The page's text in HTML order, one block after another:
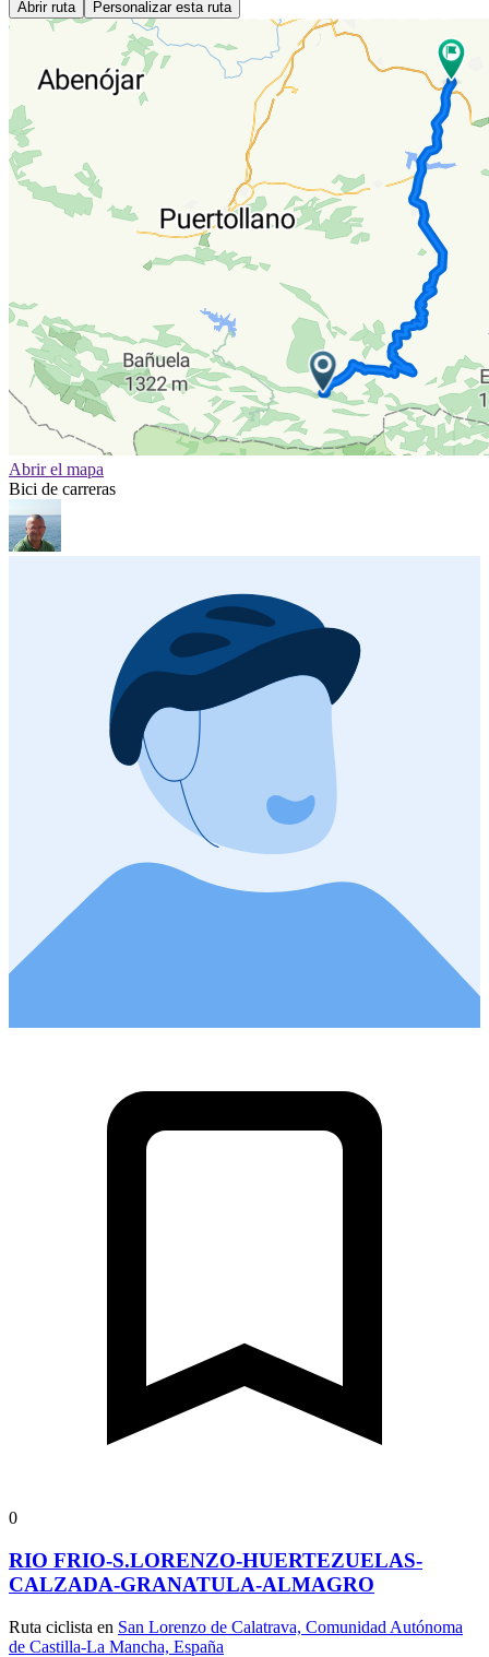
Abrir ruta Personalizar esta ruta
Abrir el mapa
Bici de carreras
0
RIO FRIO-S.LORENZO-HUERTEZUELAS-
CALZADA-GRANATULA-ALMAGRO
Ruta ciclista en San Lorenzo de Calatrava, Comunidad Autónoma
de Castilla-La Mancha, España